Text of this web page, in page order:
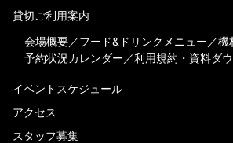
貸切ご利用案内
会場概要
フード&ドリンクメニュー
機
予約状況カレンダー
利用規約・資料ダ
イベントスケジュール
アクセス
スタッフ募集